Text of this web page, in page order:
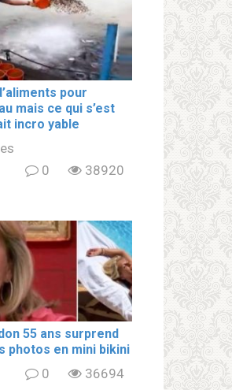
pour
mais ce qui s’est
incro yable
0
38920
55 ans surprend
photos en mini bikini
0 36694